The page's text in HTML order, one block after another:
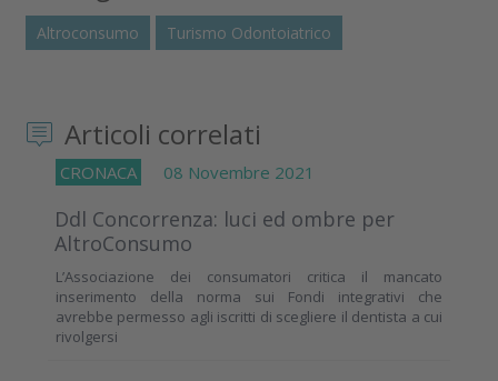
Altroconsumo Turismo Odontoiatrico
Articoli correlati
CRONACA 08 Novembre 2021
Ddl Concorrenza: luci ed ombre per
AltroConsumo
L’Associazione dei consumatori critica il mancato
inserimento della norma sui Fondi integrativi che
avrebbe permesso agli iscritti di scegliere il dentista a cui
rivolgersi